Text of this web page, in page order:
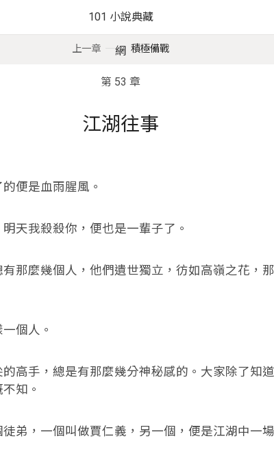
101 小說典藏
網
上一章 積極備戰
第 53 章
江湖往事
便是血雨腥風。
我殺殺你，便也是一輩子了。
麼幾個人，他們遺世獨立，彷如高嶺之花，
個人。
手，總是有那麼幾分神秘感的。大家除了知
知。
，一個叫做賈仁義，另一個，便是江湖中一